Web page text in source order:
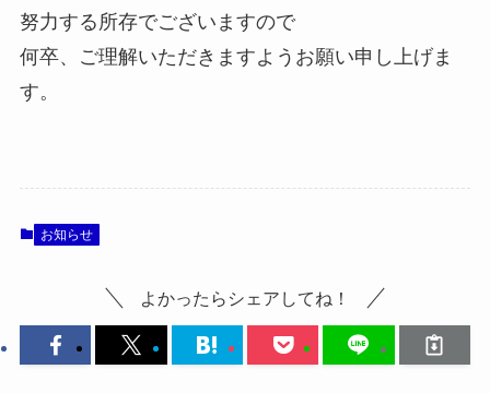
努力する所存でございますので
何卒、ご理解いただきますようお願い申し上げま
す。
お知らせ
よかったらシェアしてね！